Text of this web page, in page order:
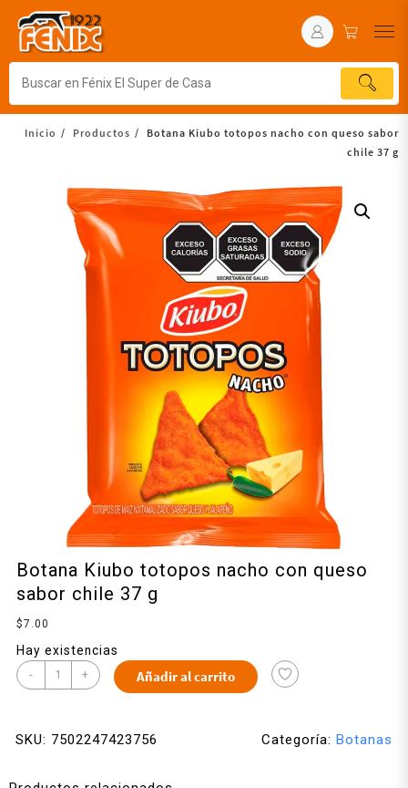
Inicio Productos
Botana Kiubo totopos nacho con queso sabor
chile 37 g
Botana Kiubo totopos nacho con queso
sabor chile 37 g
$7.00
Hay existencias
- + Añadir al carrito
SKU: 7502247423756 Categoría: Botanas